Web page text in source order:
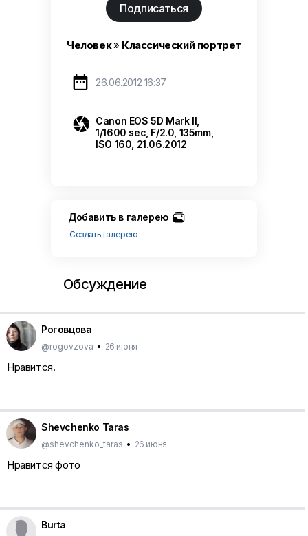
Подписаться
Человек» Классический портрет
 26.06.2012 16:37
 Canon EOS 5D Mark II,
1/1600 sec, F/2.0, 135mm,
ISO 160, 21.06.2012
Добавить в галерею
Создать галерею
Обсуждение
Роговцова
@rogovzova • 26 июня
Нравится.
Shevchenko Taras
@shevchenko_taras • 26 июня
Нравится фото
Burta